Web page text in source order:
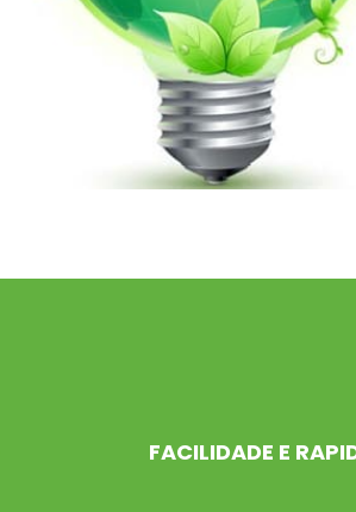
FACILIDADE E